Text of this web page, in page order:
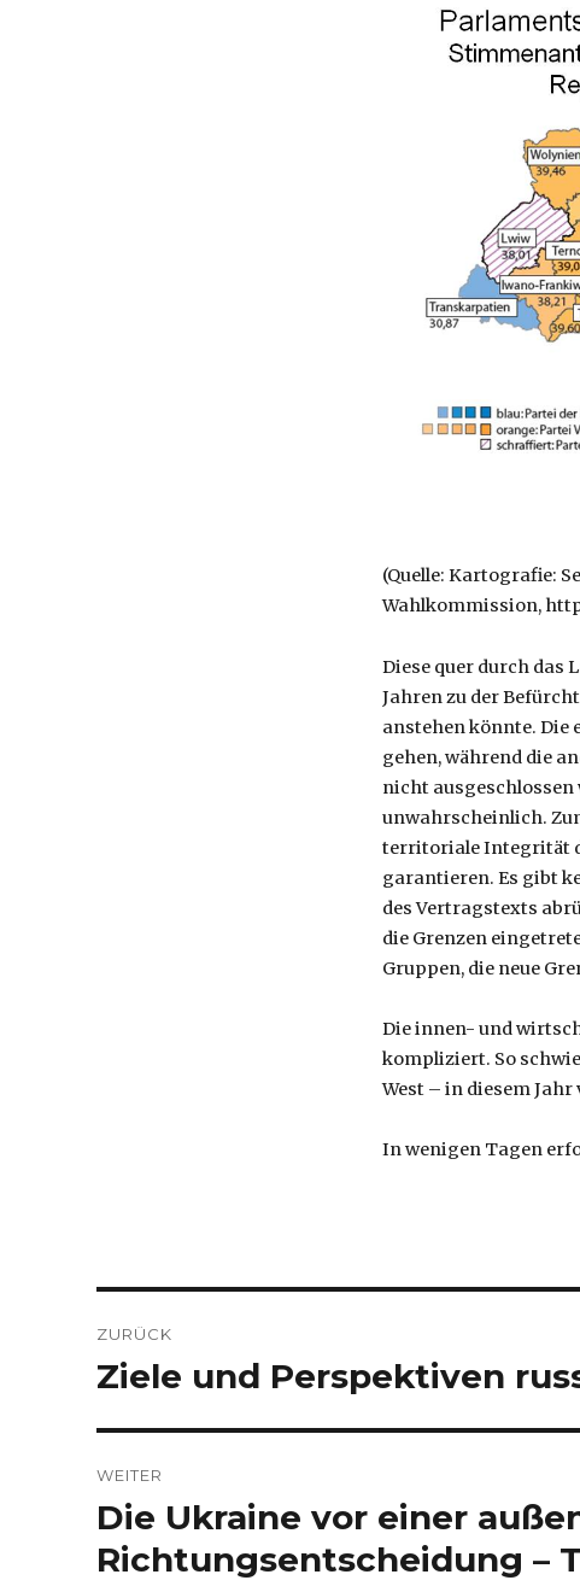
(Quelle: Kartografie:
Wahlkommission,
Diese quer durch das
Jahren zu der
anstehen könnte. Die
gehen, während die
nicht ausgeschlossen
unwahrscheinlich.
territoriale Integrität
garantieren. Es gibt
des Vertragstexts
die Grenzen
Gruppen, die neue
Die innen- und
kompliziert. So
West – in diesem
In wenigen Tagen
ZURÜCK
Vorheriger
Ziele und Perspektiven
WEITER
Nächster
Beitrag:
Die Ukraine vor einer
Richtungsentscheidung –